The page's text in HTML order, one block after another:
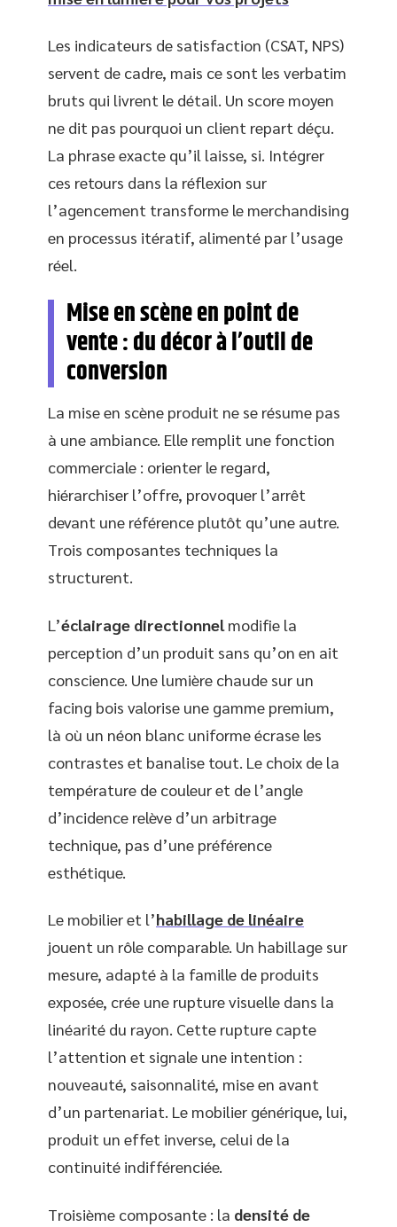
Les indicateurs de satisfaction (CSAT, NPS)
servent de cadre, mais ce sont les verbatim
bruts qui livrent le détail. Un score moyen
ne dit pas pourquoi un client repart déçu.
La phrase exacte qu’il laisse, si. Intégrer
ces retours dans la réflexion sur
l’agencement transforme le merchandising
en processus itératif, alimenté par l’usage
réel.
Mise en scène en point de
vente : du décor à l’outil de
conversion
La mise en scène produit ne se résume pas
à une ambiance. Elle remplit une fonction
commerciale : orienter le regard,
hiérarchiser l’offre, provoquer l’arrêt
devant une référence plutôt qu’une autre.
Trois composantes techniques la
structurent.
L’éclairage directionnel modifie la
perception d’un produit sans qu’on en ait
conscience. Une lumière chaude sur un
facing bois valorise une gamme premium,
là où un néon blanc uniforme écrase les
contrastes et banalise tout. Le choix de la
température de couleur et de l’angle
d’incidence relève d’un arbitrage
technique, pas d’une préférence
esthétique.
Le mobilier et l’habillage de linéaire
jouent un rôle comparable. Un habillage sur
mesure, adapté à la famille de produits
exposée, crée une rupture visuelle dans la
linéarité du rayon. Cette rupture capte
l’attention et signale une intention :
nouveauté, saisonnalité, mise en avant
d’un partenariat. Le mobilier générique, lui,
produit un effet inverse, celui de la
continuité indifférenciée.
Troisième composante : la densité de